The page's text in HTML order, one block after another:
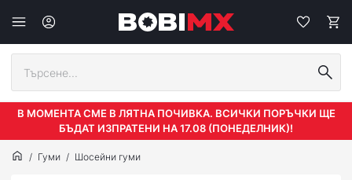
В МОМЕНТА СМЕ В ЛЯТНА ПОЧИВКА. ВСИЧКИ ПОРЪЧКИ ЩЕ
БЪДАТ ИЗПРАТЕНИ НА 17.08 (ПОНЕДЕЛНИК)!
Гуми Шосейни гуми